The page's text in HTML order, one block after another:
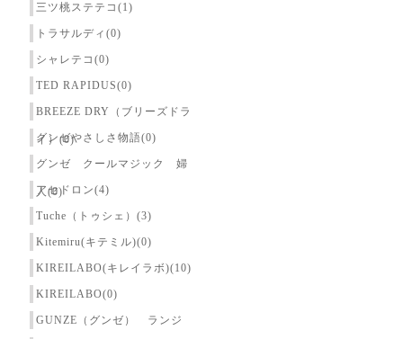
三ツ桃ステテコ(1)
トラサルディ(0)
シャレテコ(0)
TED RAPIDUS(0)
BREEZE DRY（ブリーズドラ
イ）(0)
グンゼやさしさ物語(0)
グンゼ クールマジック 婦
人(0)
アセドロン(4)
Tuche（トゥシェ）(3)
Kitemiru(キテミル)(0)
KIREILABO(キレイラボ)(10)
KIREILABO(0)
GUNZE（グンゼ） ランジ